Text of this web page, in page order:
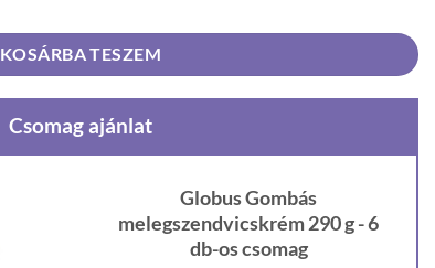
KOSÁRBA TESZEM
Csomag ajánlat
Globus Gombás
melegszendvicskrém 290 g - 6
db-os csomag